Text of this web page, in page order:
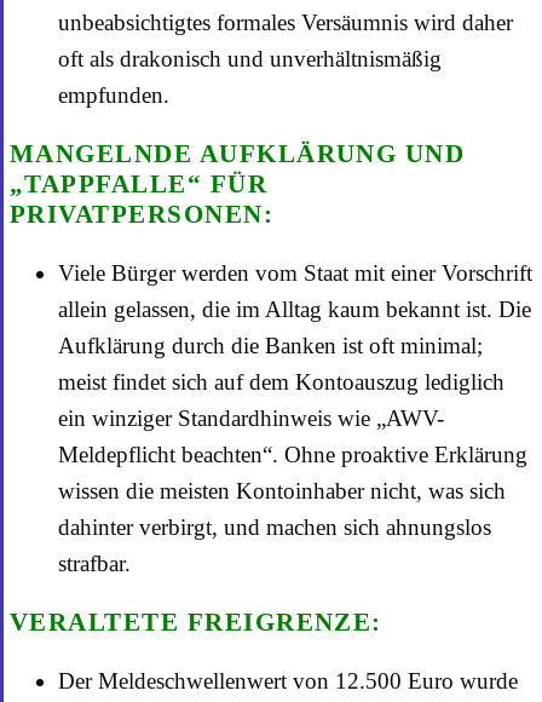
unbeabsichtigtes formales Versäumnis wird daher
oft als drakonisch und unverhältnismäßig
empfunden.
MANGELNDE AUFKLÄRUNG UND
„TAPPFALLE“ FÜR
PRIVATPERSONEN:
Viele Bürger werden vom Staat mit einer Vorschrift
allein gelassen, die im Alltag kaum bekannt ist. Die
Aufklärung durch die Banken ist oft minimal;
meist findet sich auf dem Kontoauszug lediglich
ein winziger Standardhinweis wie „AWV-
Meldepflicht beachten“. Ohne proaktive Erklärung
wissen die meisten Kontoinhaber nicht, was sich
dahinter verbirgt, und machen sich ahnungslos
strafbar.
VERALTETE FREIGRENZE:
Der Meldeschwellenwert von 12.500 Euro wurde